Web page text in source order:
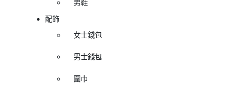
男鞋
配飾
女士錢包
男士錢包
圍巾